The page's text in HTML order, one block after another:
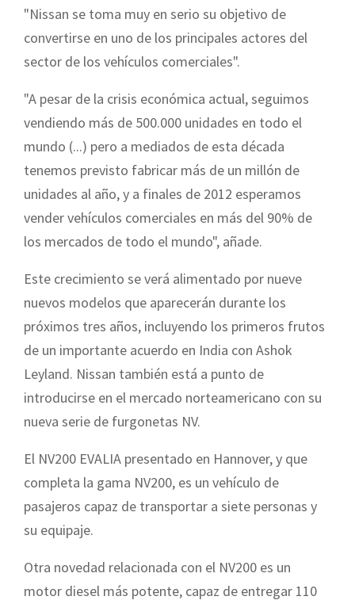
"Nissan se toma muy en serio su objetivo de
convertirse en uno de los principales actores del
sector de los vehículos comerciales".
"A pesar de la crisis económica actual, seguimos
vendiendo más de 500.000 unidades en todo el
mundo (...) pero a mediados de esta década
tenemos previsto fabricar más de un millón de
unidades al año, y a finales de 2012 esperamos
vender vehículos comerciales en más del 90% de
los mercados de todo el mundo", añade.
Este crecimiento se verá alimentado por nueve
nuevos modelos que aparecerán durante los
próximos tres años, incluyendo los primeros frutos
de un importante acuerdo en India con Ashok
Leyland. Nissan también está a punto de
introducirse en el mercado norteamericano con su
nueva serie de furgonetas NV.
El NV200 EVALIA presentado en Hannover, y que
completa la gama NV200, es un vehículo de
pasajeros capaz de transportar a siete personas y
su equipaje.
Otra novedad relacionada con el NV200 es un
motor diesel más potente, capaz de entregar 110